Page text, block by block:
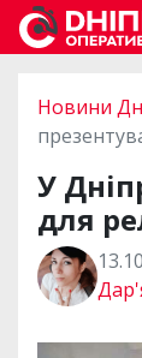
Новини
У
для